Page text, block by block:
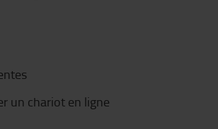
un chariot en ligne